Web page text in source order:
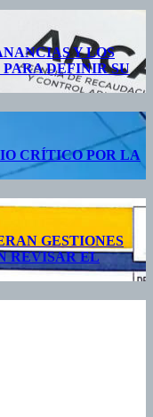
Y LOS
DEFINIR SU
CRÍTICO POR LA
GESTIONES
REVISAR EL